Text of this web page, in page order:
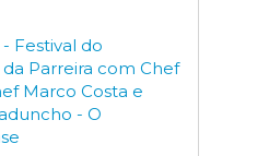
- Festival do
Parreira com Chef
Marco Costa e
- O